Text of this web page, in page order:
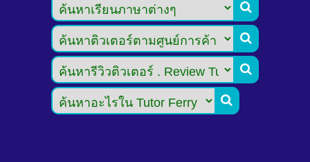



